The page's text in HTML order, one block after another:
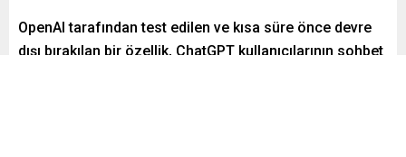
OpenAI tarafından test edilen ve kısa süre önce devre
dışı bırakılan bir özellik, ChatGPT kullanıcılarının sohbet